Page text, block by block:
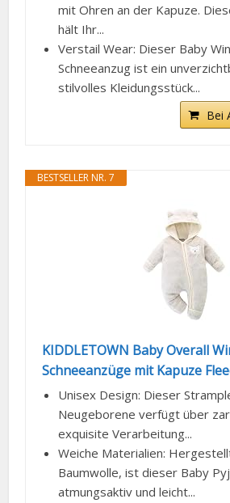
mit Ohren an der Kapuze.
hält Ihr...
Verstail Wear: Dieser Baby
Schneeanzug ist ein
stilvolles Kleidungsstück...
Bei
BESTSELLER NR. 7
KIDDLETOWN Baby Overall
Schneeanzüge mit Kapuze
Unisex Design: Dieser
Neugeborene verfügt über
exquisite Verarbeitung...
Weiche Materialien:
Baumwolle, ist dieser Baby
atmungsaktiv und leicht...